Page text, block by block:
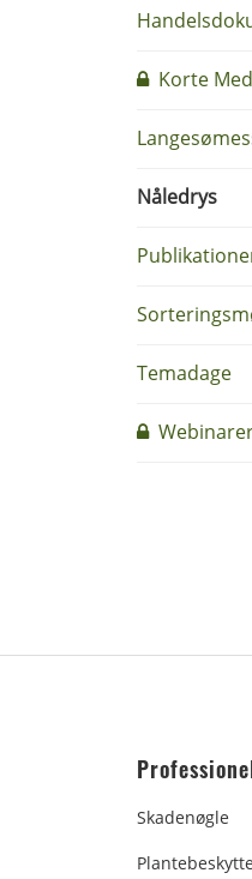
Korte
Nåledrys
Temadage
Skadenøgle